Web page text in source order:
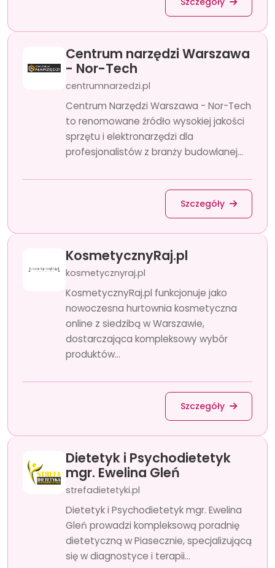
Centrum narzędzi Warszawa
- Nor-Tech
centrumnarzedzi.pl
Centrum Narzędzi Warszawa - Nor-Tech
to renomowane źródło wysokiej jakości
sprzętu i elektronarzędzi dla
profesjonalistów z branży budowlanej...
Szczegóły
KosmetycznyRaj.pl
kosmetycznyraj.pl
KosmetycznyRaj.pl funkcjonuje jako
nowoczesna hurtownia kosmetyczna
online z siedzibą w Warszawie,
dostarczająca kompleksowy wybór
produktów...
Szczegóły
Dietetyk i Psychodietetyk
mgr. Ewelina Gleń
strefadietetyki.pl
Dietetyk i Psychodietetyk mgr. Ewelina
Gleń prowadzi kompleksową poradnię
dietetyczną w Piasecznie, specjalizującą
się w diagnostyce i terapii...